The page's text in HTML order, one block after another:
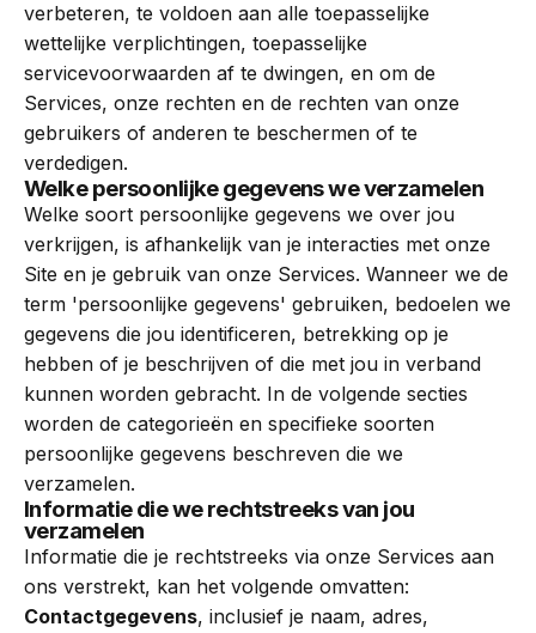
verbeteren, te voldoen aan alle toepasselijke
wettelijke verplichtingen, toepasselijke
servicevoorwaarden af te dwingen, en om de
Services, onze rechten en de rechten van onze
gebruikers of anderen te beschermen of te
verdedigen.
Welke persoonlijke gegevens we verzamelen
Welke soort persoonlijke gegevens we over jou
verkrijgen, is afhankelijk van je interacties met onze
Site en je gebruik van onze Services. Wanneer we de
term 'persoonlijke gegevens' gebruiken, bedoelen we
gegevens die jou identificeren, betrekking op je
hebben of je beschrijven of die met jou in verband
kunnen worden gebracht. In de volgende secties
worden de categorieën en specifieke soorten
persoonlijke gegevens beschreven die we
verzamelen.
Informatie die we rechtstreeks van jou
verzamelen
Informatie die je rechtstreeks via onze Services aan
ons verstrekt, kan het volgende omvatten:
Contactgegevens, inclusief je naam, adres,